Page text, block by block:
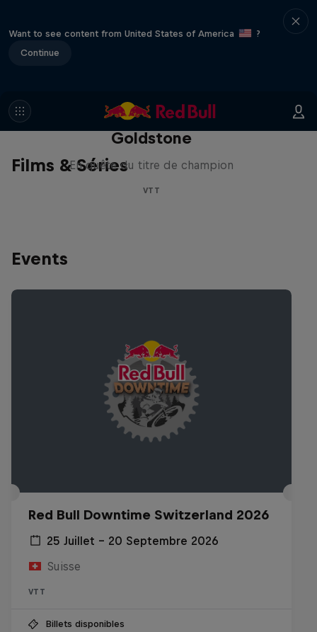
Want to see content from United States of America
?
Continue
Films & Séries
La recherche de la
milliseconde: Jackson
Goldstone
En quête du titre de champion
VTT
Events
Red Bull Downtime Switzerland 2026
25 Juillet – 20 Septembre 2026
Suisse
VTT
Billets disponibles